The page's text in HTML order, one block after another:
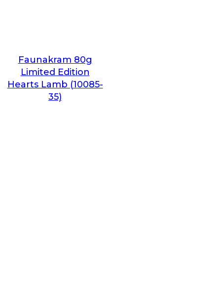
Faunakram 80g
Limited Edition
Hearts Lamb (10085-
35)